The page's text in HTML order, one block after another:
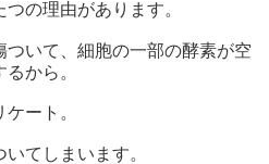
の理由があります。
いて、細胞の一部の酵素が空
から。
ート。
てしまいます。